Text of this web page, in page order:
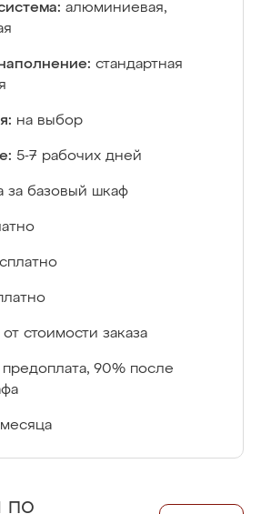
алюминиевая,
стандартная
на выбор
5-7 рабочих дней
за базовый шкаф
стоимости заказа
90% после
по